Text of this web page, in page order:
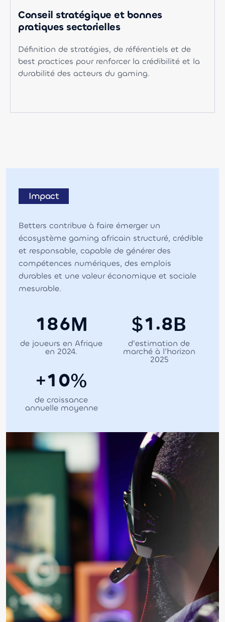
Conseil stratégique et bonnes
pratiques sectorielles
Définition de stratégies, de référentiels et de
best practices pour renforcer la crédibilité et la
durabilité des acteurs du gaming.
Impact
Betters contribue à faire émerger un
écosystème gaming africain structuré, crédible
et responsable, capable de générer des
compétences numériques, des emplois
durables et une valeur économique et sociale
mesurable.
186M
de joueurs en Afrique
en 2024.
$1.8B
d'estimation de
marché à l’horizon
2025
+10%
de croissance
annuelle moyenne